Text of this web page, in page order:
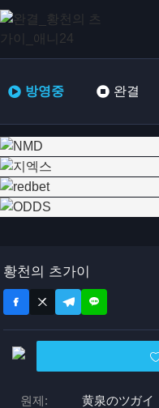
방영중 완결
황천의 츠가이
원제: 黄泉のツガイ